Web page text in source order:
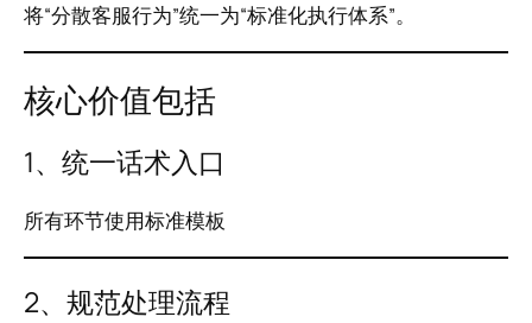
将“分散客服行为”统一为“标准化执行体系”。
核心价值包括
1、统一话术入口
所有环节使用标准模板
2、规范处理流程